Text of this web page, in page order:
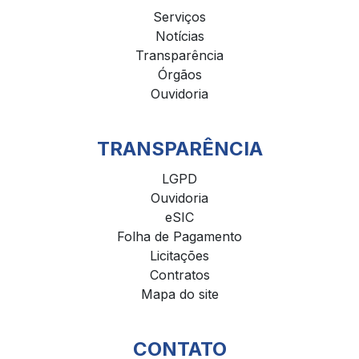
Serviços
Notícias
Transparência
Órgãos
Ouvidoria
TRANSPARÊNCIA
LGPD
Ouvidoria
eSIC
Folha de Pagamento
Licitações
Contratos
Mapa do site
CONTATO